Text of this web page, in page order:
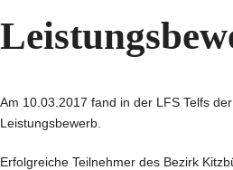
Am 10.03.2017 fand in der LFS Telfs
Leistungsbewerb.
Erfolgreiche Teilnehmer des Bezirk